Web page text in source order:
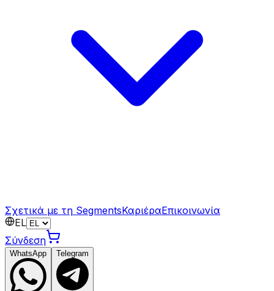
Σχετικά με τη SegmentsΚαριέραΕπικοινωνία
EL
Σύνδεση
WhatsApp Telegram